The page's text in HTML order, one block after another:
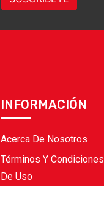
INFORMACIÓN
Acerca De Nosotros
Términos Y Condiciones
De Uso